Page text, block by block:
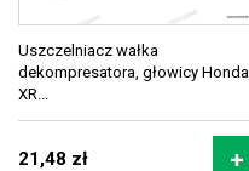
Uszczelniacz wałka
dekompresatora, głowicy Honda
XR...
21,48 zł